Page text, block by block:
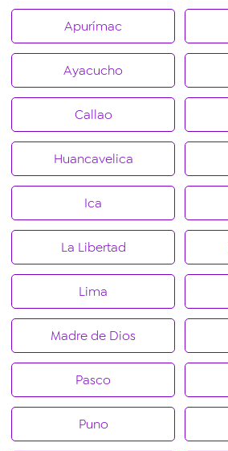
Apurímac
Ayacucho
Callao
Huancavelica
Ica
La Libertad
Lima
Madre de Dios
Pasco
Puno